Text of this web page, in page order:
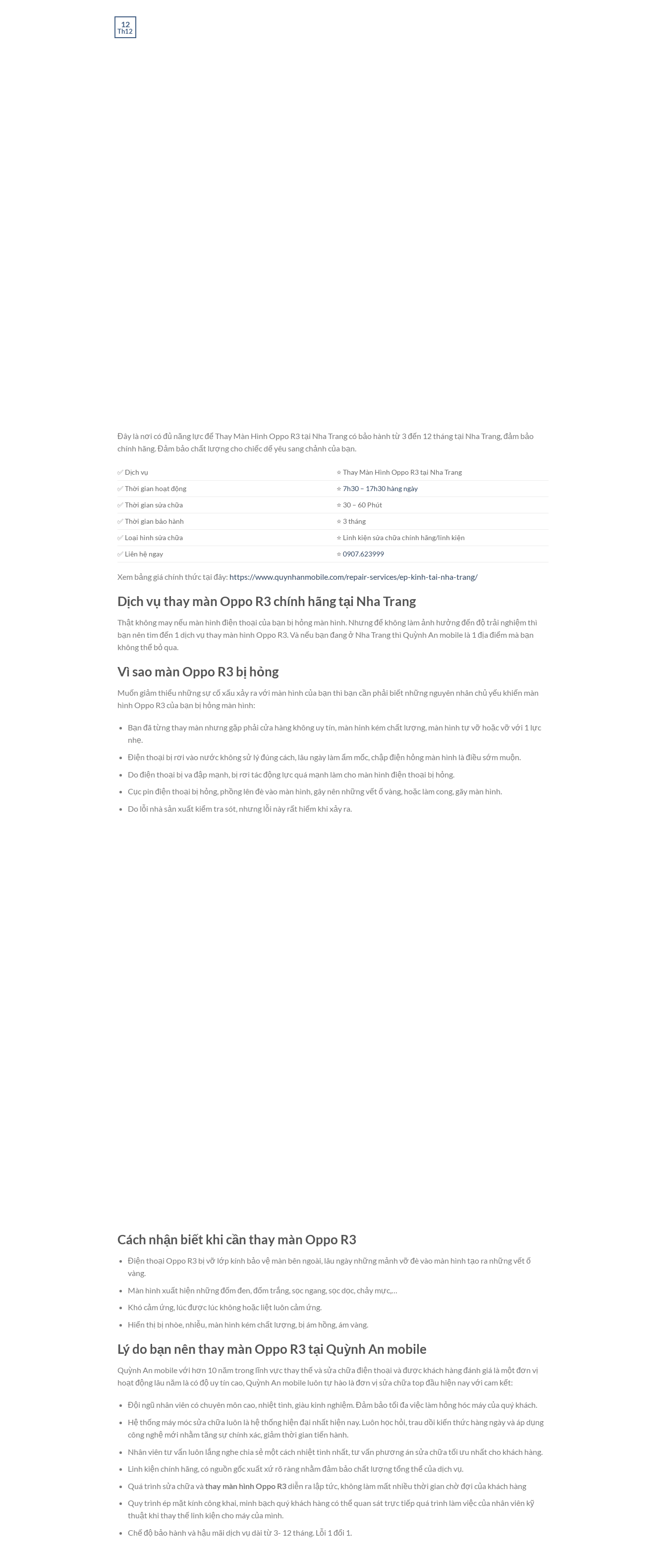
12
Th12
Đây là nơi có đủ năng lực để Thay Màn Hình Oppo R3 tại Nha Trang có bảo hành từ 3 đến 12 tháng tại Nha Trang, đảm bảo
chính hãng. Đảm bảo chất lượng cho chiếc dế yêu sang chảnh của bạn.
✅ Dịch vụ
⭐️ Thay Màn Hình Oppo R3 tại Nha Trang
✅ Thời gian hoạt động
⭐️7h30 – 17h30 hàng ngày
✅ Thời gian sửa chữa
⭐️ 30 – 60 Phút
✅ Thời gian bảo hành
⭐️ 3 tháng
✅ Loại hình sửa chữa
⭐️ Linh kiện sửa chữa chính hãng/linh kiện
✅ Liên hệ ngay
⭐️0907.623999
Xem bảng giá chính thức tại đây: https://www.quynhanmobile.com/repair-services/ep-kinh-tai-nha-trang/
Dịch vụ thay màn Oppo R3 chính hãng tại Nha Trang
Thật không may nếu màn hình điện thoại của bạn bị hỏng màn hình. Nhưng để không làm ảnh hưởng đến độ trải nghiệm thì
bạn nên tìm đến 1 dịch vụ thay màn hình Oppo R3. Và nếu bạn đang ở Nha Trang thì Quỳnh An mobile là 1 địa điểm mà bạn
không thể bỏ qua.
Vì sao màn Oppo R3 bị hỏng
Muốn giảm thiểu những sự cố xấu xảy ra với màn hình của bạn thì bạn cần phải biết những nguyên nhân chủ yếu khiến màn
hình Oppo R3 của bạn bị hỏng màn hình:
Bạn đã từng thay màn nhưng gặp phải cửa hàng không uy tín, màn hinh kém chất lượng, màn hình tự vỡ hoặc vỡ với 1 lực
nhẹ.
Điện thoại bị rơi vào nước không sử lý đúng cách, lâu ngày làm ẩm mốc, chập điện hỏng màn hình là điều sớm muộn.
Do điện thoại bị va đập mạnh, bị rơi tác động lực quá mạnh làm cho màn hình điện thoại bị hỏng.
Cục pin điện thoại bị hỏng, phồng lên đè vào màn hình, gây nên những vết ố vàng, hoặc làm cong, gãy màn hình.
Do lỗi nhà sản xuất kiểm tra sót, nhưng lỗi này rất hiếm khi xảy ra.
Cách nhận biết khi cần thay màn Oppo R3
Điện thoại Oppo R3 bị vỡ lớp kính bảo vệ màn bên ngoài, lâu ngày những mảnh vỡ đè vào màn hình tạo ra những vết ố
vàng.
Màn hình xuất hiện những đốm đen, đốm trắng, sọc ngang, sọc dọc, chảy mực,…
Khó cảm ứng, lúc được lúc không hoặc liệt luôn cảm ứng.
Hiển thị bị nhòe, nhiễu, màn hình kém chất lượng, bị ám hồng, ám vàng.
Lý do bạn nên thay màn Oppo R3 tại Quỳnh An mobile
Quỳnh An mobile với hơn 10 năm trong lĩnh vực thay thế và sửa chữa điện thoại và được khách hàng đánh giá là một đơn vị
hoạt động lâu năm là có độ uy tín cao, Quỳnh An mobile luôn tự hào là đơn vị sửa chữa top đầu hiện nay với cam kết:
Đội ngũ nhân viên có chuyên môn cao, nhiệt tình, giàu kinh nghiệm. Đảm bảo tối đa việc làm hỏng hóc máy của quý khách.
Hệ thống máy móc sửa chữa luôn là hệ thống hiện đại nhất hiện nay. Luôn học hỏi, trau dồi kiến thức hàng ngày và áp dụng
công nghệ mới nhằm tăng sự chính xác, giảm thời gian tiến hành.
Nhân viên tư vấn luôn lắng nghe chia sẻ một cách nhiệt tình nhất, tư vấn phương án sửa chữa tối ưu nhất cho khách hàng.
Linh kiện chính hãng, có nguồn gốc xuất xứ rõ ràng nhằm đảm bảo chất lượng tổng thể của dịch vụ.
Quá trình sửa chữa và thay màn hình Oppo R3diễn ra lập tức, không làm mất nhiều thời gian chờ đợi của khách hàng
Quy trình ép mặt kính công khai, minh bạch quý khách hàng có thể quan sát trực tiếp quá trình làm việc của nhân viên kỹ
thuật khi thay thế linh kiện cho máy của mình.
Chế độ bảo hành và hậu mãi dịch vụ dài từ 3- 12 tháng. Lỗi 1 đổi 1.